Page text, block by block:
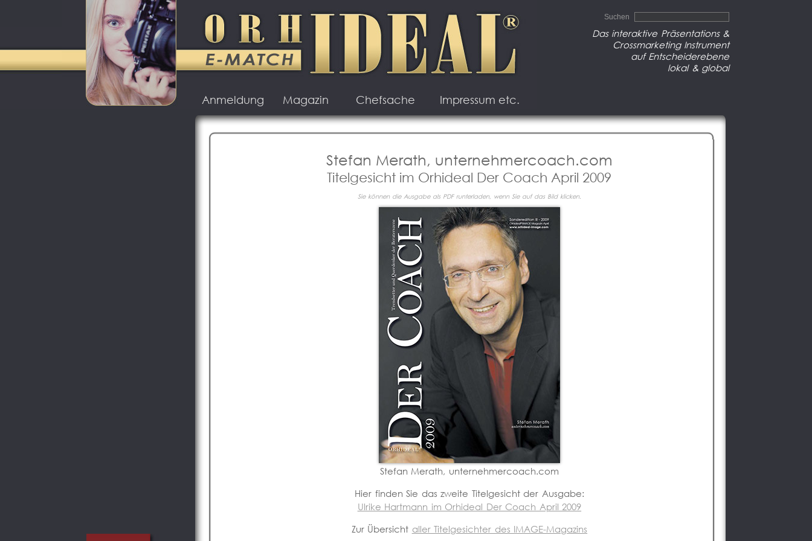
Suchen
Das interaktive Präsentations &
Crossmarketing Instrument
auf Entscheiderebene
lokal & global
Anmeldung Magazin Chefsache Impressum etc.
Stefan Merath, unternehmercoach.com
Titelgesicht im Orhideal Der Coach April 2009
Sie können die Ausgabe als PDF runterladen, wenn Sie auf das Bild klicken.
Stefan Merath, unternehmercoach.com
Hier finden Sie das zweite Titelgesicht der Ausgabe:
Ulrike Hartmann im Orhideal Der Coach April 2009
Zur Übersicht aller Titelgesichter des IMAGE-Magazins